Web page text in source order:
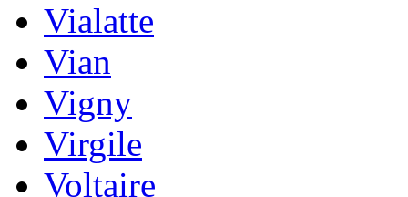
Vialatte
Vian
Vigny
Virgile
Voltaire